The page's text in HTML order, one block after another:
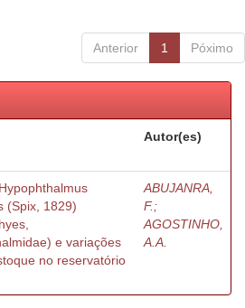
Anterior 1 Póximo
Autor(es)
(Spix, 1829)
e variações
no reservatório
ABUJANRA,
F.;
AGOSTINHO,
A.A.